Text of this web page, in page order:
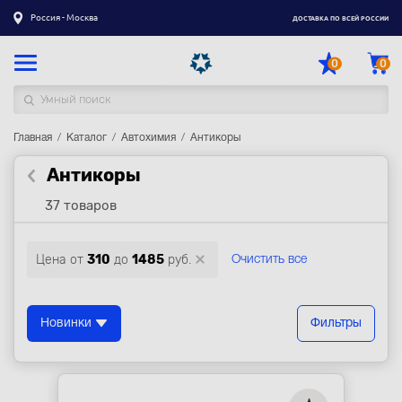
Россия - Москва ДОСТАВКА ПО ВСЕЙ РОССИИ
0 0
Каталог товаров
Регистрация|Вход
Доставка
Контакты
Акции
Главная Каталог Автохимия Антикоры
Антикоры
37 товаров
Цена от 310 до 1485 руб. Очистить все
Новинки Фильтры